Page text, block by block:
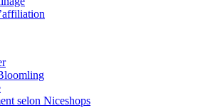
selon Niceshops